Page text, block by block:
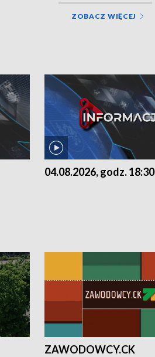
ZOBACZ WIĘCEJ
04.08.2026, godz. 18:30
ZAWODOWCY.CK